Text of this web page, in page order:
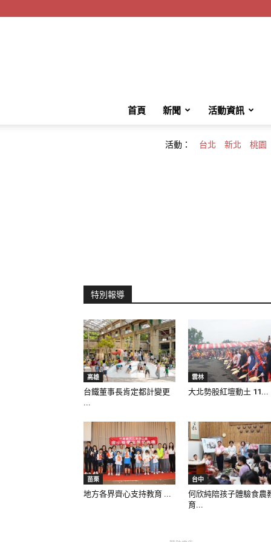
首頁 新聞 活動資訊
活動： 台北 新北 桃園
特別報導
高雄
台鐵董事長肯定都計變更
...
雲林
大北勢股紅壇動土 11...
苗栗
地方各界齊心支持教育 ...
台中
何欣純陪孩子體驗食農
育...